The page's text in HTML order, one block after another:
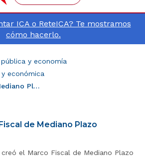
ICA o ReteICA? Te mostramos
cómo hacerlo.
pública y economía
económica
Marco Fiscal de Mediano Plazo
de Mediano Plazo
el Marco Fiscal de Mediano Plazo